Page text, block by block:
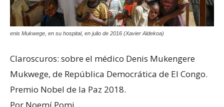
enis Mukwege, en su hospital, en julio de 2016 (Xavier Aldekoa)
Claroscuros: sobre el médico Denis Mukengere
Mukwege, de República Democrática de El Congo.
Premio Nobel de la Paz 2018.